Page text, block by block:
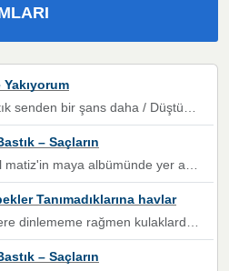
ben olmayacağım yanında” dizeleri, artık geçmişin tekrarına izin verilmeyeceğini, kişisel sınırların çizildiğini gösteriyor.
– Saçların
yer alan güzellerden. parça da şarkı hani! müzikal altyapısına vurulduğum, sözlerinde kaybolduğum bir parça olmuş.
Tanımadıklarına havlar
kulaklardan gitmiyor sen sen sen sen kurban ol sen sen sen sen hayran ol yükses ses müzik dinleme sebebisiniz canlar bomba gibi patladınız maşallah
– Saçların